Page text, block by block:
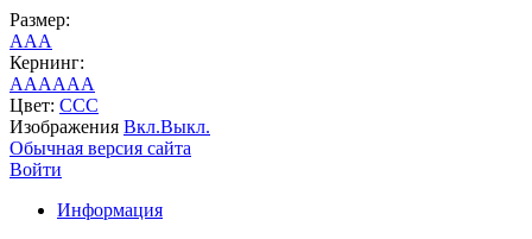
Размер:
AAA
Кернинг:
AAAAAA
Цвет: CCC
Изображения Вкл.Выкл.
Обычная версия сайта
Войти
Информация